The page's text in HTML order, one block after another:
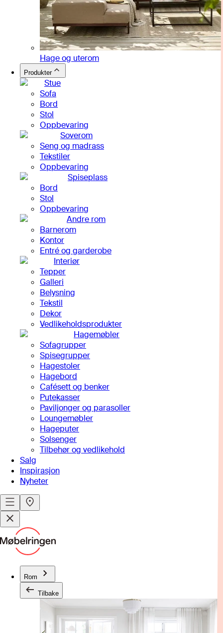
Hage og uterom
Produkter
Stue
Sofa
Bord
Stol
Oppbevaring
Soverom
Seng og madrass
Tekstiler
Oppbevaring
Spiseplass
Bord
Stol
Oppbevaring
Andre rom
Barnerom
Kontor
Entré og garderobe
Interiør
Tepper
Galleri
Belysning
Tekstil
Dekor
Vedlikeholdsprodukter
Hagemøbler
Sofagrupper
Spisegrupper
Hagestoler
Hagebord
Cafésett og benker
Putekasser
Paviljonger og parasoller
Loungemøbler
Hageputer
Solsenger
Tilbehør og vedlikehold
Salg
Inspirasjon
Nyheter
Rom
Tilbake